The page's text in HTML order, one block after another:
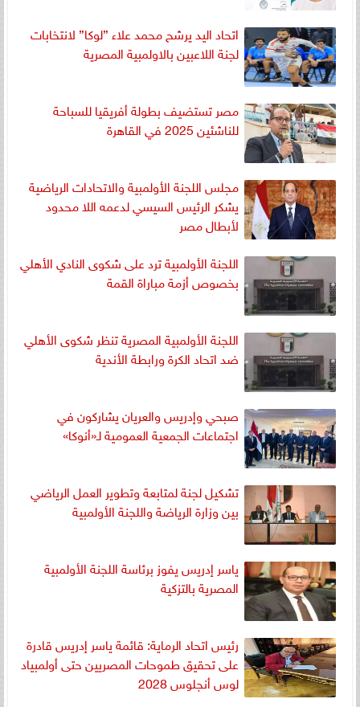
اتحاد اليد يرشح محمد علاء ”لوكا” لانتخابات
لجنة اللاعبين بالاولمبية المصرية
مصر تستضيف بطولة أفريقيا للسباحة
للناشئين 2025 في القاهرة
مجلس اللجنة الأولمبية والاتحادات الرياضية
يشكر الرئيس السيسي لدعمه اللا محدود
لأبطال مصر
اللجنة الأولمبية ترد على شكوى النادي الأهلي
بخصوص أزمة مباراة القمة
اللجنة الأولمبية المصرية تنظر شكوى الأهلي
ضد اتحاد الكرة ورابطة الأندية
صبحي وإدريس والعريان يشاركون في
اجتماعات الجمعية العمومية لـ«أنوكا»
تشكيل لجنة لمتابعة وتطوير العمل الرياضي
بين وزارة الرياضة واللجنة الأولمبية
ياسر إدريس يفوز برئاسة اللجنة الأولمبية
المصرية بالتزكية
رئيس اتحاد الرماية: قائمة ياسر إدريس قادرة
على تحقيق طموحات المصريين حتى أولمبياد
لوس أنجلوس 2028